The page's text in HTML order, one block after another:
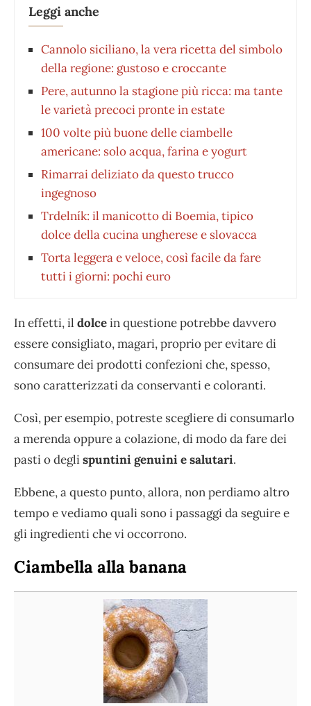
Leggi anche
Cannolo siciliano, la vera ricetta del simbolo
della regione: gustoso e croccante
Pere, autunno la stagione più ricca: ma tante
le varietà precoci pronte in estate
100 volte più buone delle ciambelle
americane: solo acqua, farina e yogurt
Rimarrai deliziato da questo trucco
ingegnoso
Trdelník: il manicotto di Boemia, tipico
dolce della cucina ungherese e slovacca
Torta leggera e veloce, così facile da fare
tutti i giorni: pochi euro
In effetti, il dolcein questione potrebbe davvero
essere consigliato, magari, proprio per evitare di
consumare dei prodotti confezioni che, spesso,
sono caratterizzati da conservanti e coloranti.
Così, per esempio, potreste scegliere di consumarlo
a merenda oppure a colazione, di modo da fare dei
pasti o deglispuntini genuini e salutari.
Ebbene, a questo punto, allora, non perdiamo altro
tempo e vediamo quali sono i passaggi da seguire e
gli ingredienti che vi occorrono.
Ciambella alla banana